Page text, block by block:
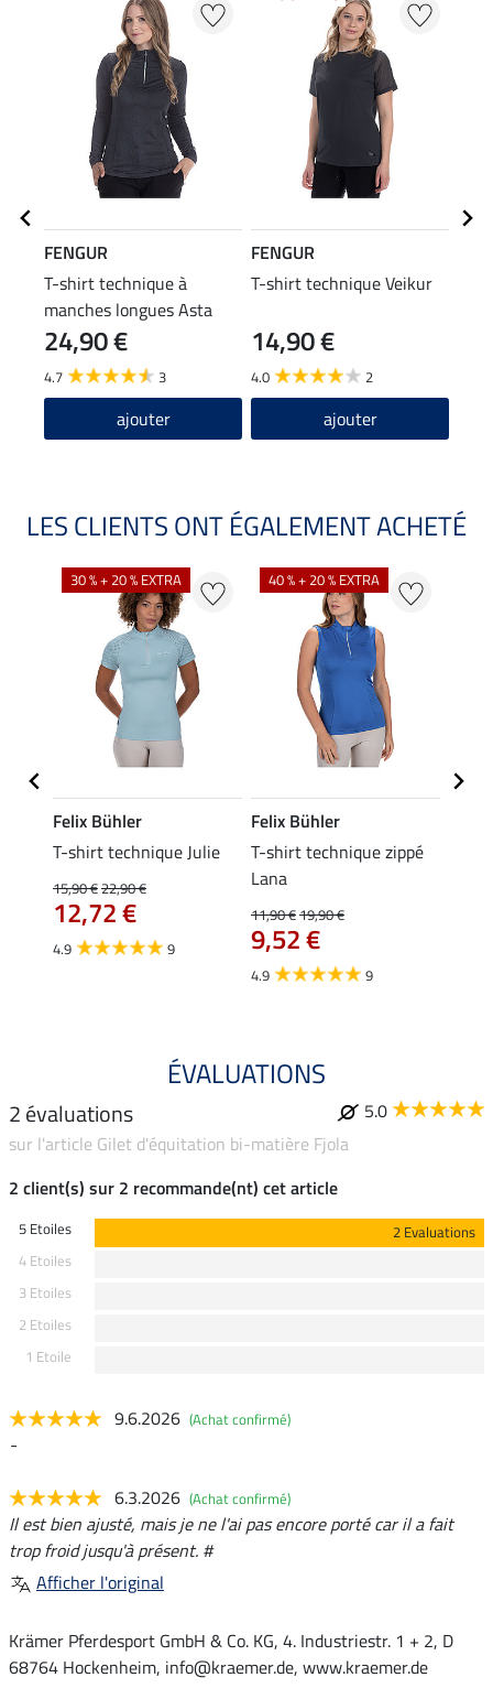
FENGUR
T-shirt technique à
manches longues Asta
24,90 €
4.7 3
ajouter
FENGUR
T-shirt technique Veikur
14,90 €
4.0 2
ajouter
LES CLIENTS ONT ÉGALEMENT ACHETÉ
30 % + 20 % EXTRA
Felix Bühler
T-shirt technique Julie
15,90 €22,90 €
12,72 €
4.9 9
40 % + 20 % EXTRA
Felix Bühler
T-shirt technique zippé
Lana
11,90 €19,90 €
9,52 €
4.9 9
ÉVALUATIONS
2 évaluations
5.0
sur l'article Gilet d'équitation bi-matière Fjola
2 client(s) sur 2 recommande(nt) cet article
5 Etoiles
2 Evaluations
4 Etoiles
3 Etoiles
2 Etoiles
1 Etoile
9.6.2026 (Achat confirmé)
-
6.3.2026 (Achat confirmé)
Il est bien ajusté, mais je ne l'ai pas encore porté car il a fait
trop froid jusqu'à présent. #
Afficher l'original
Krämer Pferdesport GmbH & Co. KG, 4. Industriestr. 1 + 2, D
68764 Hockenheim, info@kraemer.de, www.kraemer.de